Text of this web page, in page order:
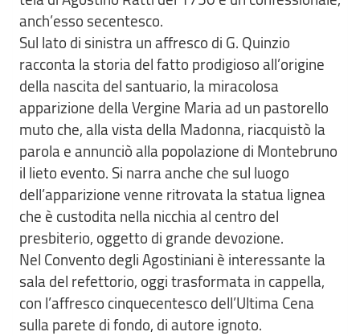
anch’esso secentesco.
Sul lato di sinistra un affresco di G. Quinzio
racconta la storia del fatto prodigioso all’origine
della nascita del santuario, la miracolosa
apparizione della Vergine Maria ad un pastorello
muto che, alla vista della Madonna, riacquistò la
parola e annunciò alla popolazione di Montebruno
il lieto evento. Si narra anche che sul luogo
dell’apparizione venne ritrovata la statua lignea
che è custodita nella nicchia al centro del
presbiterio, oggetto di grande devozione.
Nel Convento degli Agostiniani è interessante la
sala del refettorio, oggi trasformata in cappella,
con l’affresco cinquecentesco dell’Ultima Cena
sulla parete di fondo, di autore ignoto.